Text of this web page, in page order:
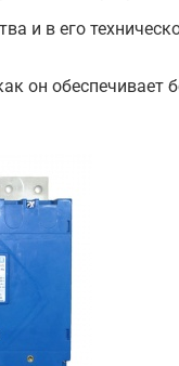
и в его
он обеспечивает